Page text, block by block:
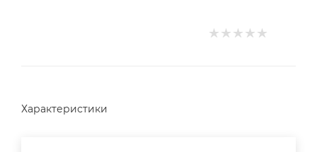
Характеристики